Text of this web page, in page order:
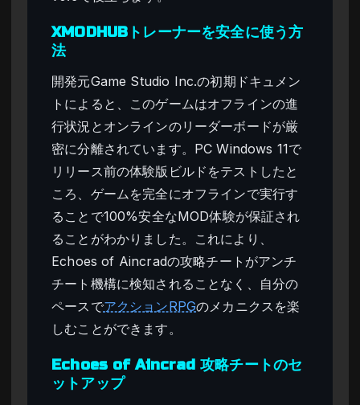
XMODHUBトレーナーを安全に使う方
法
開発元Game Studio Inc.の初期ドキュメン
トによると、このゲームはオフラインの進
行状況とオンラインのリーダーボードが厳
密に分離されています。PC Windows 11で
リリース前の体験版ビルドをテストしたと
ころ、ゲームを完全にオフラインで実行す
ることで100%安全なMOD体験が保証され
ることがわかりました。これにより、
Echoes of Aincradの攻略チートがアンチ
チート機構に検知されることなく、自分の
ペースでアクションRPGのメカニクスを楽
しむことができます。
Echoes of Aincrad 攻略チートのセ
ットアップ